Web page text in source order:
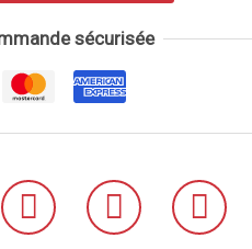
sécurisée